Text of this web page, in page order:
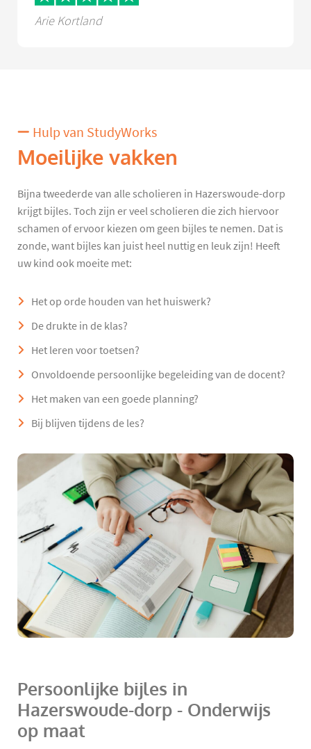
Arie Kortland
Hulp van StudyWorks
Moeilijke vakken
Bijna tweederde van alle scholieren in Hazerswoude-dorp
krijgt bijles. Toch zijn er veel scholieren die zich hiervoor
schamen of ervoor kiezen om geen bijles te nemen. Dat is
zonde, want bijles kan juist heel nuttig en leuk zijn! Heeft
uw kind ook moeite met:
Het op orde houden van het huiswerk?
De drukte in de klas?
Het leren voor toetsen?
Onvoldoende persoonlijke begeleiding van de docent?
Het maken van een goede planning?
Bij blijven tijdens de les?
Persoonlijke bijles in
Hazerswoude-dorp - Onderwijs
op maat